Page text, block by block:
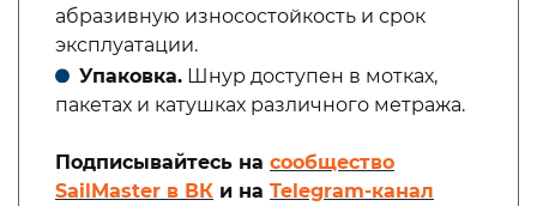
абразивную износостойкость и срок
эксплуатации.
Упаковка. Шнур доступен в мотках,
пакетах и катушках различного метража.
Подписывайтесь на сообщество
SailMaster в ВК и на Telegram-канал